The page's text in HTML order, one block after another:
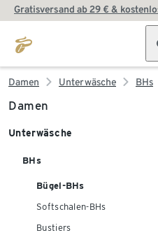
Gratisversand ab 29 € &
Damen Unterwäsche BHs
Damen
Unterwäsche
BHs
Bügel-BHs
Softschalen-BHs
Bustiers